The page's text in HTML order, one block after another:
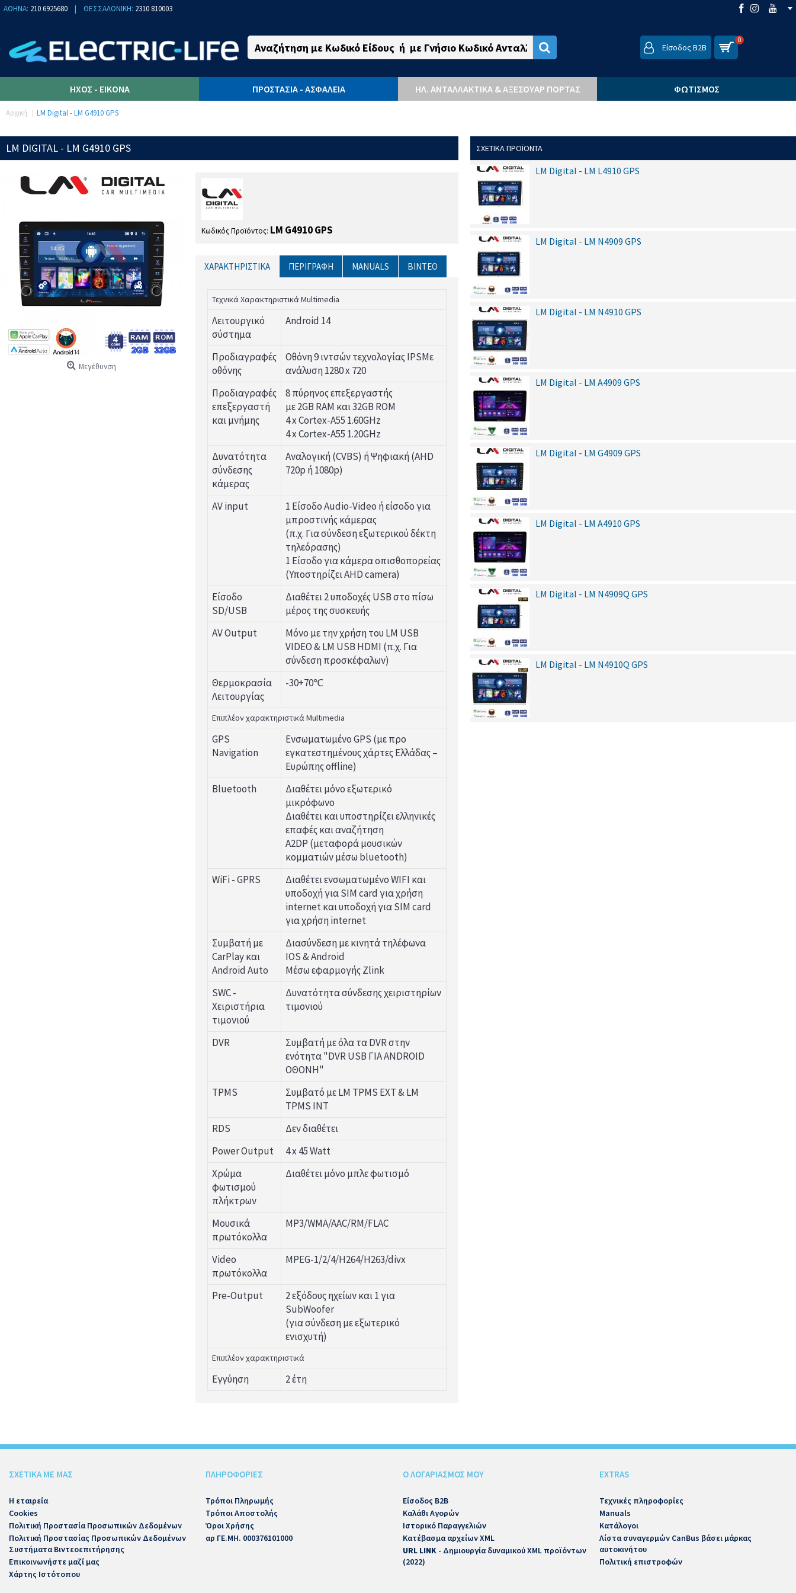
ΑΘΗΝΑ: 210 6925680 | ΘΕΣΣΑΛΟΝΙΚΗ: 2310 810003
Είσοδος B2B
0
ΉΧΟΣ - ΕΙΚΌΝΑ ΠΡΟΣΤΑΣΙΑ - ΑΣΦΑΛΕΙΑ ΗΛ. ΑΝΤΑΛΛΑΚΤΙΚΆ & ΑΞΕΣΟΥΆΡ ΠΌΡΤΑΣ ΦΩΤΙΣΜΌΣ
Αρχική LM Digital - LM G4910 GPS
ΣΧΕΤΙΚΑ ΠΡΟΪΟΝΤΑ
LM Digital - LM L4910 GPS
LM Digital - LM N4909 GPS
LM Digital - LM N4910 GPS
LM Digital - LM A4909 GPS
LM Digital - LM G4909 GPS
LM Digital - LM A4910 GPS
LM Digital - LM N4909Q GPS
LM Digital - LM N4910Q GPS
LM DIGITAL - LM G4910 GPS
Μεγέθυνση
Κωδικός Προϊόντος: LM G4910 GPS
ΧΑΡΑΚΤΗΡΙΣΤΙΚΆ ΠΕΡΙΓΡΑΦΉ MANUALS ΒΊΝΤΕΟ
Τεχνικά Χαρακτηριστικά Multimedia
Λειτουργικό
σύστημα
Android 14
Προδιαγραφές
οθόνης
Οθόνη 9 ιντσών τεχνολογίας IPSΜε
ανάλυση 1280 x 720
Προδιαγραφές
επεξεργαστή
και μνήμης
8 πύρηνος επεξεργαστής
με 2GB RAM και 32GB ROM
4 x Cortex-A55 1.60GHz
4 x Cortex-A55 1.20GHz
Δυνατότητα
σύνδεσης
κάμερας
Αναλογική (CVBS) ή Ψηφιακή (AHD
720p ή 1080p)
AV input
1 Είσοδο Audio-Video ή είσοδο για
μπροστινής κάμερας
(π.χ. Για σύνδεση εξωτερικού δέκτη
τηλεόρασης)
1 Είσοδο για κάμερα οπισθοπορείας
(Υποστηρίζει AHD camera)
Είσοδο
SD/USB
Διαθέτει 2 υποδοχές USB στο πίσω
μέρος της συσκευής
AV Output
Μόνο με την χρήση του LM USB
VIDEO & LM USB HDMI (π.χ. Για
σύνδεση προσκέφαλων)
Θερμοκρασία
Λειτουργίας
-30+70℃
Επιπλέον χαρακτηριστικά Multimedia
GPS
Navigation
Ενσωματωμένο GPS (με προ
εγκατεστημένους χάρτες Ελλάδας –
Ευρώπης offline)
Bluetooth
Διαθέτει μόνο εξωτερικό
μικρόφωνο
Διαθέτει και υποστηρίζει ελληνικές
επαφές και αναζήτηση
A2DP (μεταφορά μουσικών
κομματιών μέσω bluetooth)
WiFi - GPRS
Διαθέτει ενσωματωμένο WIFI και
υποδοχή για SIM card για χρήση
internet και υποδοχή για SIM card
για χρήση internet
Συμβατή με
CarPlay και
Android Auto
Διασύνδεση με κινητά τηλέφωνα
IOS & Android
Μέσω εφαρμογής Zlink
SWC -
Χειριστήρια
τιμονιού
Δυνατότητα σύνδεσης χειριστηρίων
τιμονιού
DVR
Συμβατή με όλα τα DVR στην
ενότητα "DVR USB ΓΙΑ ANDROID
ΟΘΟΝΗ"
TPMS
Συμβατό με LM TPMS EXT & LM
TPMS INT
RDS
Δεν διαθέτει
Power Output
4 x 45 Watt
Χρώμα
φωτισμού
πλήκτρων
Διαθέτει μόνο μπλε φωτισμό
Μουσικά
πρωτόκολλα
MP3/WMA/AAC/RM/FLAC
Video
πρωτόκολλα
MPEG-1/2/4/H264/H263/divx
Pre-Output
2 εξόδους ηχείων και 1 για
SubWoofer
(για σύνδεση με εξωτερικό
ενισχυτή)
Επιπλέον χαρακτηριστικά
Εγγύηση 2 έτη
ΣΧΕΤΙΚΑ ΜΕ ΜΑΣ
Η εταιρεία
Cookies
Πολιτική Προστασία Προσωπικών Δεδομένων
Πολιτική Προστασίας Προσωπικών Δεδομένων
Συστήματα Βιντεοεπιτήρησης
Επικοινωνήστε μαζί μας
Χάρτης Ιστότοπου
ΠΛΗΡΟΦΟΡΙΕΣ
Τρόποι Πληρωμής
Τρόποι Αποστολής
Όροι Χρήσης
αρ ΓΕ.ΜΗ. 000376101000
Ο ΛΟΓΑΡΙΑΣΜΟΣ ΜΟΥ
Είσοδος B2B
Καλάθι Αγορών
Ιστορικό Παραγγελιών
Κατέβασμα αρχείων XML
URL LINK- Δημιουργία δυναμικού XML προϊόντων
(2022)
EXTRAS
Τεχνικές πληροφορίες
Manuals
Κατάλογοι
Λίστα συναγερμών CanBus βάσει μάρκας
αυτοκινήτου
Πολιτική επιστροφών